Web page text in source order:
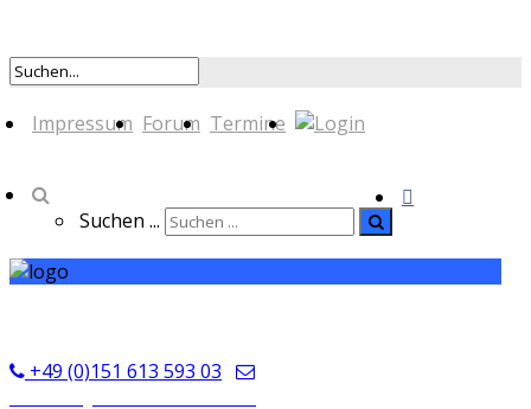
Impressum Forum Termine
Suchen ...
+49 (0)151 613 593 03